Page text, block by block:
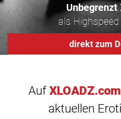
Unbegrenzt
als
direkt zum
Auf XLOADZ.com
aktuellen